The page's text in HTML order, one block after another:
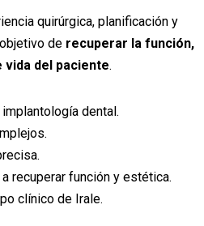
quirúrgica, planificación y
de recuperar la función,
vida del paciente.
dental.
recuperar función y estética.
clínico de Irale.